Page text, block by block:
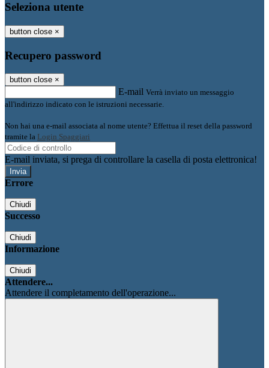
Seleziona utente
button close ×
Recupero password
button close ×
E-mail Verrà inviato un messaggio
all'indirizzo indicato con le istruzioni necessarie.
Non hai una e-mail associata al nome utente? Effettua il reset della password
tramite la Login Spaggiari
E-mail inviata, si prega di controllare la casella di posta elettronica!
Errore
Chiudi
Successo
Chiudi
Informazione
Chiudi
Attendere...
Attendere il completamento dell'operazione...